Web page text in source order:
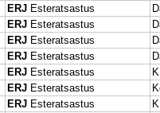
ERJEsteratsastus
ERJEsteratsastus
ERJEsteratsastus
ERJEsteratsastus
ERJEsteratsastus
ERJEsteratsastus
ERJEsteratsastus